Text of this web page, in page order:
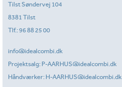
Tilst Søndervej 104
8381 Tilst
Tlf.:96 88 25 00
info@idealcombi.dk
Projektsalg: P-AARHUS@idealcombi.dk
Håndværker: H-AARHUS@idealcombi.dk